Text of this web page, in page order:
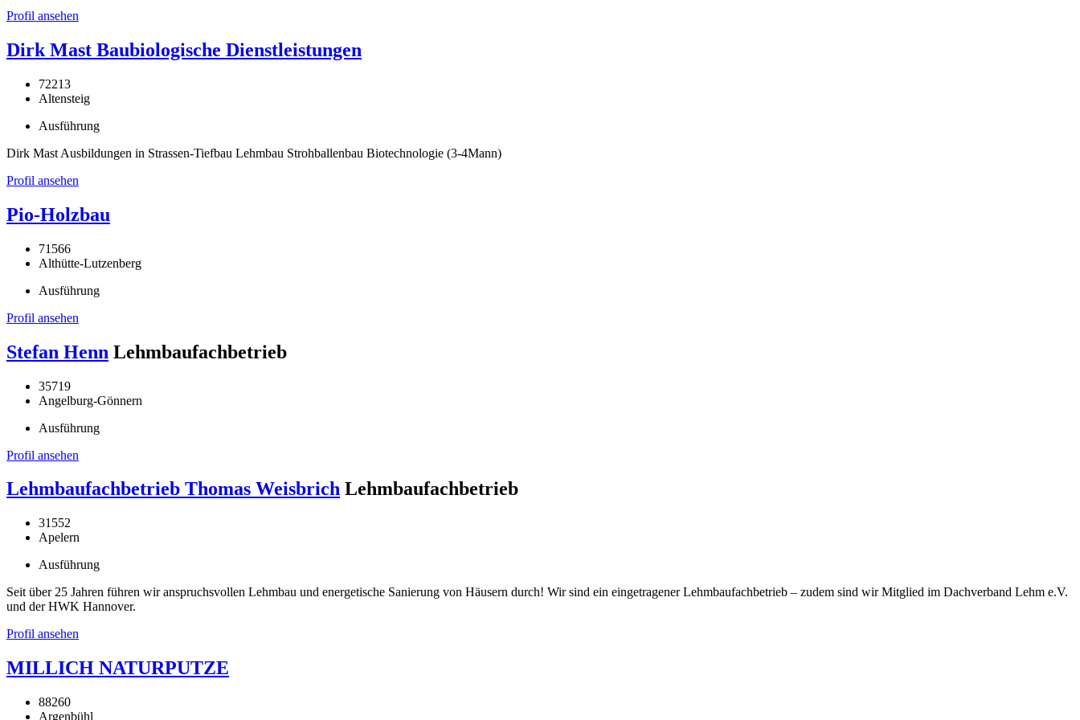
Profil ansehen
Dirk Mast Baubiologische Dienstleistungen
72213
Altensteig
Ausführung
Dirk Mast Ausbildungen in Strassen-Tiefbau Lehmbau Strohballenbau Biotechnologie (3-4Mann)
Profil ansehen
Pio-Holzbau
71566
Althütte-Lutzenberg
Ausführung
Profil ansehen
Stefan Henn Lehmbaufachbetrieb
35719
Angelburg-Gönnern
Ausführung
Profil ansehen
Lehmbaufachbetrieb Thomas Weisbrich Lehmbaufachbetrieb
31552
Apelern
Ausführung
Seit über 25 Jahren führen wir anspruchsvollen Lehmbau und energetische Sanierung von Häusern durch! Wir sind ein eingetragener Lehmbaufachbetrieb – zudem sind wir Mitglied im Dachverband Lehm e.V.
und der HWK Hannover.
Profil ansehen
MILLICH NATURPUTZE
88260
Argenbühl